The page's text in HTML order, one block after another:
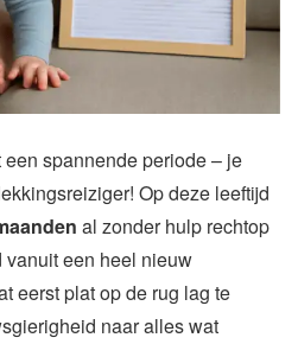
spannende periode – je
Op deze leeftijd
al zonder hulp rechtop
een heel nieuw
eerst plat op de rug lag te
naar alles wat